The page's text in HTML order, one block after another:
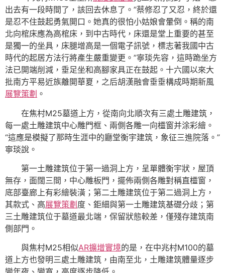
出去有一段時間了，該回去休息了。”蔡修忍了又忍，終於還
是忍不住鼓起勇氣開口。她真的很怕小姑娘會暈倒。稱的南
北向棺床應為高棺床，到中古時代，床還是堂上重要的甚至
是獨一的坐具，床腿增高是一個電子訊號，標志著我國中古
時代的起居方法行將產生嚴重變更。”寧琰先容，這時跪坐方
法已開端削減，垂足坐和高腳家具正在鼓起。十六國以來大
批南方平易近族離開華夏，之后胡漢融會垂垂構成時期新風
展覽策劃 。
在焦村M25墓道上方，從南向北順次有三處土雕建筑，
每一處土雕建筑中心雕門框、兩側各雕一向欞窗并涂彩繪。
“這應是模擬了那時生涯中的廳堂衡宇建筑，象征三進院落。”
寧琰說。
第一土雕建筑位于第一過洞上方，呈單體衡宇狀，屋頂
無存，面闊三間，中心雕板門，擺佈兩側各雕對稱直欞窗，
底部臺廊上有彩繪裝潢；第二土雕建筑位于第二過洞上方，
其款式、高展覽策劃度、鉅細與第一土雕建筑基礎分歧；第
三土雕建筑位于墓道最北端，保留狀態較差，僅殘存建筑南
側部門。
與焦村M25相似AR擴增實境的是，在中兆村M100的墓
道上方也發明三處土雕建筑，由南至北，土雕建筑體量逐步